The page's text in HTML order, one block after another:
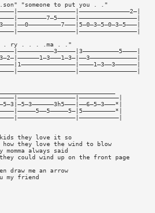
"someone to put you . ."
. ry . . . .ma . ."
they love it so
they love the wind to blow
always said
could wind up on the front page
draw me an arrow
my friend